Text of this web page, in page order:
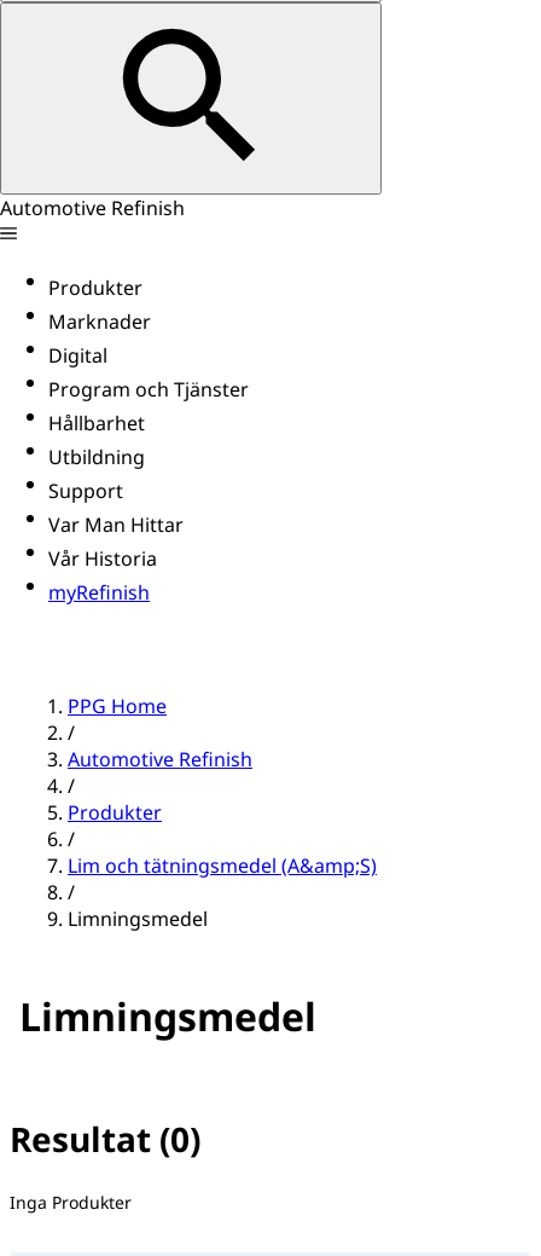
Automotive Refinish
Produkter
Marknader
Digital
Program och Tjänster
Hållbarhet
Utbildning
Support
Var Man Hittar
Vår Historia
myRefinish
PPG Home
/
Automotive Refinish
/
Produkter
/
Lim och tätningsmedel (A&amp;S)
/
Limningsmedel
Limningsmedel
Resultat (0)
Inga filter valda
Inga Produkter